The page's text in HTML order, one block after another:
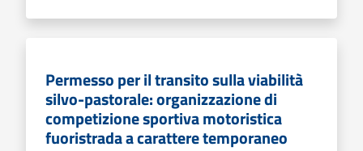
Permesso per il transito sulla viabilità
silvo-pastorale: organizzazione di
competizione sportiva motoristica
fuoristrada a carattere temporaneo